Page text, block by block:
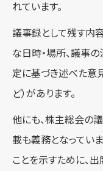
れています。
議事録として残す内
な日時・場所、議事
定に基づき述べた意
ど）があります。
他にも、株主総会の
載も義務となってい
ことを示すために、